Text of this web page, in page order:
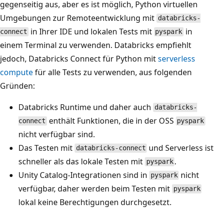
gegenseitig aus, aber es ist möglich, Python virtuellen
Umgebungen zur Remoteentwicklung mit databricks-
connect in Ihrer IDE und lokalen Tests mit pyspark in
einem Terminal zu verwenden. Databricks empfiehlt
jedoch, Databricks Connect für Python mitserverless
computefür alle Tests zu verwenden, aus folgenden
Gründen:
Databricks Runtime und daher auch databricks-
connect enthält Funktionen, die in der OSS pyspark
nicht verfügbar sind.
Das Testen mit databricks-connect und Serverless ist
schneller als das lokale Testen mit pyspark .
Unity Catalog-Integrationen sind in pyspark nicht
verfügbar, daher werden beim Testen mit pyspark
lokal keine Berechtigungen durchgesetzt.